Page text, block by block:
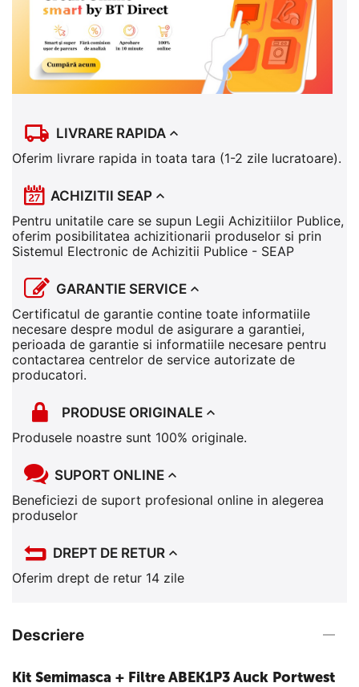
LIVRARE RAPIDA
Oferim livrare rapida in toata tara (1-2 zile lucratoare).
ACHIZITII SEAP
Pentru unitatile care se supun Legii Achizitiilor Publice,
oferim posibilitatea achizitionarii produselor si prin
Sistemul Electronic de Achizitii Publice - SEAP
GARANTIE SERVICE
Certificatul de garantie contine toate informatiile
necesare despre modul de asigurare a garantiei,
perioada de garantie si informatiile necesare pentru
contactarea centrelor de service autorizate de
producatori.
PRODUSE ORIGINALE
Produsele noastre sunt 100% originale.
SUPORT ONLINE
Beneficiezi de suport profesional online in alegerea
produselor
DREPT DE RETUR
Oferim drept de retur 14 zile
Descriere
Kit Semimasca + Filtre ABEK1P3 Auck Portwest